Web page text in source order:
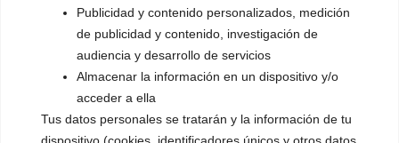
Publicidad y contenido personalizados, medición
de publicidad y contenido, investigación de
audiencia y desarrollo de servicios
Almacenar la información en un dispositivo y/o
acceder a ella
Tus datos personales se tratarán y la información de tu
▪️ Dualización de la voz
▪️ Androginización de la voz
OTRAS SESIONES
▪️ Caracterización de la voz